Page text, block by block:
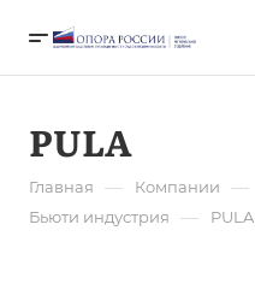
PULA
Главная — Компании —
Бьюти индустрия — PULA